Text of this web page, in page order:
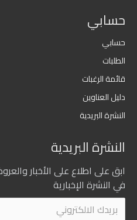
حسابي
حسابي
الطلبات
قائمة الرغبات
دليل العناوين
النشرة البريدية
النشرة البريدية
ابق على اطلاع على الأخبار
في النشرة الإخبارية